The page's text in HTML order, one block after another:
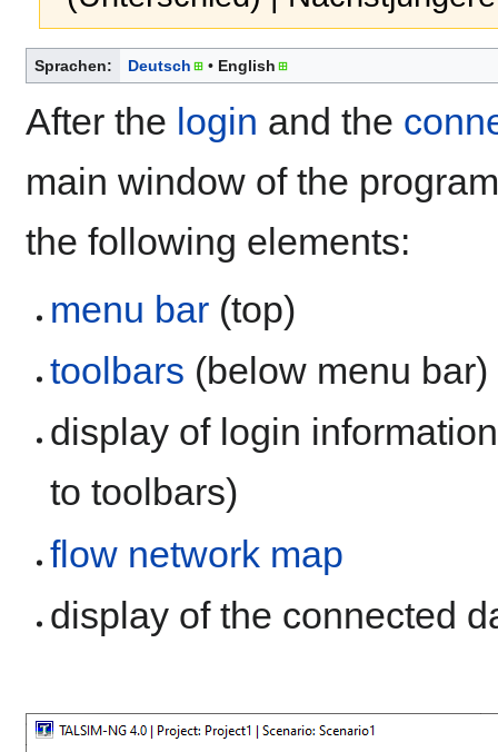
Sprachen: Deutsch English
After the login and the
main window of the
the following elements:
menu bar (top)
toolbars (below menu bar)
display of login
to toolbars)
flow network map
display of the connected